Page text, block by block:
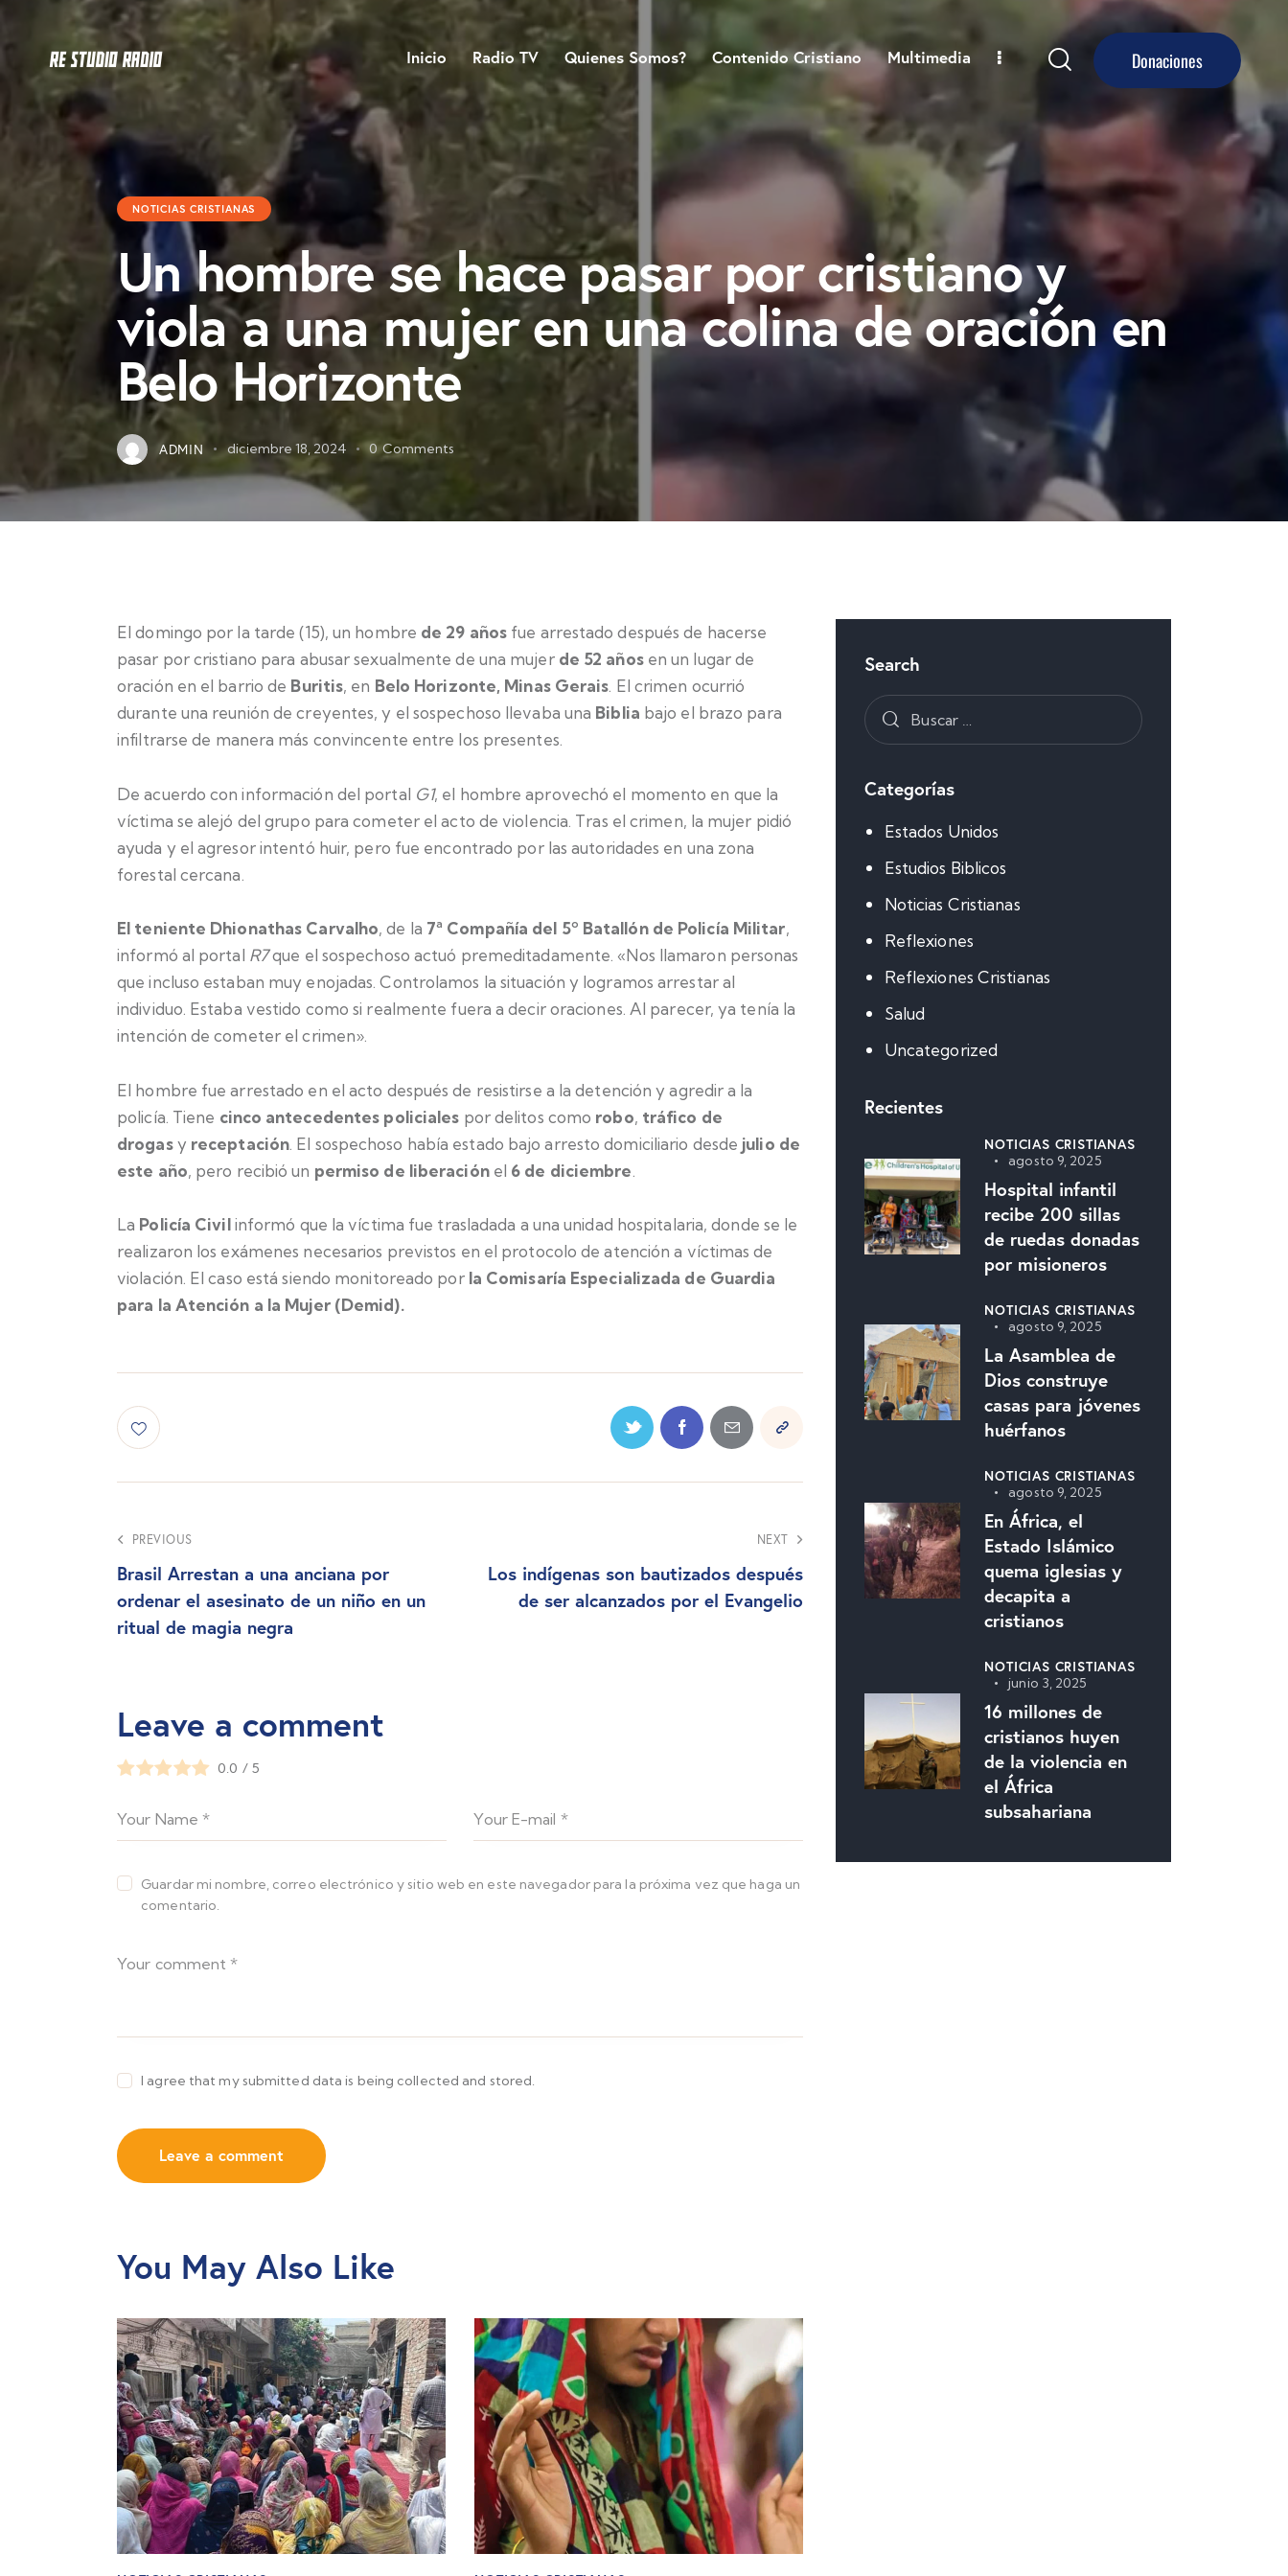
Inicio Radio TV Quienes Somos? Contenido Cristiano Multimedia Donaciones
NOTICIAS CRISTIANAS
Un hombre se hace pasar por cristiano y
viola a una mujer en una colina de oración en
Belo Horizonte
ADMIN diciembre 18, 2024 0 Comments
El domingo por la tarde (15), un hombre de 29 años fue arrestado después de hacerse
pasar por cristiano para abusar sexualmente de una mujer de 52 añosen un lugar de
oración en el barrio de Buritis, en Belo Horizonte, Minas Gerais. El crimen ocurrió
durante una reunión de creyentes, y el sospechoso llevaba una Biblia bajo el brazo para
infiltrarse de manera más convincente entre los presentes.
De acuerdo con información del portal G1, el hombre aprovechó el momento en que la
víctima se alejó del grupo para cometer el acto de violencia. Tras el crimen, la mujer pidió
ayuda y el agresor intentó huir, pero fue encontrado por las autoridades en una zona
forestal cercana.
El teniente Dhionathas Carvalho, de la 7ª Compañía del 5º Batallón de Policía Militar,
informó al portal R7que el sospechoso actuó premeditadamente. «Nos llamaron personas
que incluso estaban muy enojadas. Controlamos la situación y logramos arrestar al
individuo. Estaba vestido como si realmente fuera a decir oraciones. Al parecer, ya tenía la
intención de cometer el crimen».
El hombre fue arrestado en el acto después de resistirse a la detención y agredir a la
policía. Tiene cinco antecedentes policiales por delitos como robo, tráfico de
drogasy receptación. El sospechoso había estado bajo arresto domiciliario desde julio de
este año, pero recibió un permiso de liberaciónel 6 de diciembre.
La Policía Civilinformó que la víctima fue trasladada a una unidad hospitalaria, donde se le
realizaron los exámenes necesarios previstos en el protocolo de atención a víctimas de
violación. El caso está siendo monitoreado por la Comisaría Especializada de Guardia
para la Atención a la Mujer (Demid).
PREVIOUS
Brasil Arrestan a una anciana por
ordenar el asesinato de un niño en un
ritual de magia negra
NEXT
Los indígenas son bautizados después
de ser alcanzados por el Evangelio
Leave a comment
0.0 / 5
Guardar mi nombre, correo electrónico y sitio web en este navegador para la próxima vez que haga un
comentario.
I agree that my submitted data is being collected and stored.
You May Also Like
Search
Categorías
Estados Unidos
Estudios Biblicos
Noticias Cristianas
Reflexiones
Reflexiones Cristianas
Salud
Uncategorized
Recientes
NOTICIAS CRISTIANAS
agosto 9, 2025
Hospital infantil
recibe 200 sillas
de ruedas donadas
por misioneros
NOTICIAS CRISTIANAS
agosto 9, 2025
La Asamblea de
Dios construye
casas para jóvenes
huérfanos
NOTICIAS CRISTIANAS
agosto 9, 2025
En África, el
Estado Islámico
quema iglesias y
decapita a
cristianos
NOTICIAS CRISTIANAS
junio 3, 2025
16 millones de
cristianos huyen
de la violencia en
el África
subsahariana